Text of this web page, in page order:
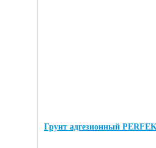
Грунт адгезионный